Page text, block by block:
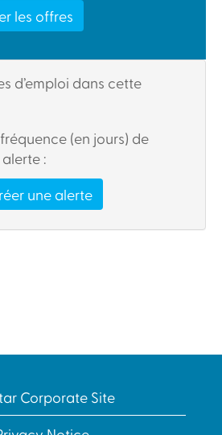
d’emploi dans cette
(en jours) de
:
Corporate Site